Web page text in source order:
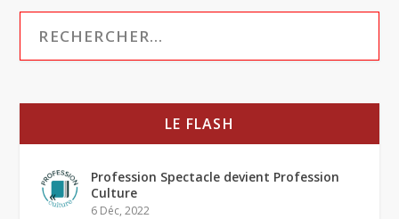
LE FLASH
Profession Spectacle devient Profession
Culture
6 Déc, 2022